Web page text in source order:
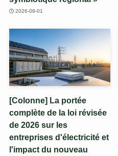
2026-08-01
[Colonne] La portée
complète de la loi révisée
de 2026 sur les
entreprises d'électricité et
l'impact du nouveau